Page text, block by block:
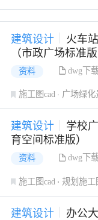
建筑设计
火车
（市政广场标准版
资料 dwg下
施工图cad 广场绿化
建筑设计
学校
育空间标准版）
资料 dwg下
施工图cad 规划施工
建筑设计
办公